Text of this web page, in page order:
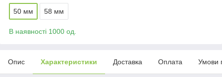
50 мм 58 мм
В наявності 1000 од.
Опис Характеристики Доставка Оплата Умови